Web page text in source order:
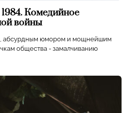
1984. Комедийное
войны
абсурдным юмором и мощнейшим
общества - замалчиванию